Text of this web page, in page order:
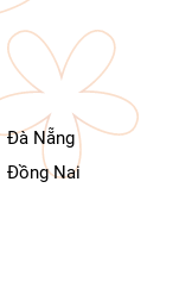
Đà Nẵng
Đồng Nai